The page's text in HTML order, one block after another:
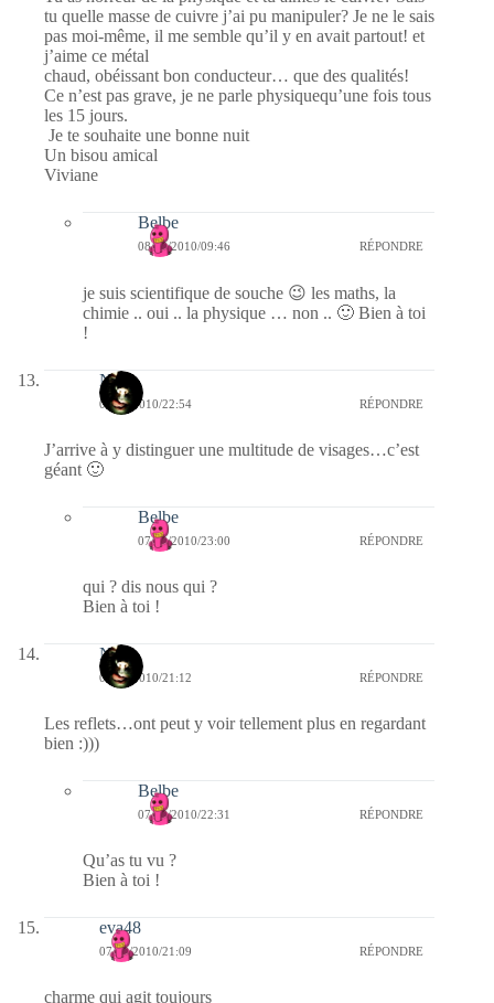
tu quelle masse de cuivre j’ai pu manipuler? Je ne le sais
pas moi-même, il me semble qu’il y en avait partout! et
j’aime ce métal
chaud, obéissant bon conducteur… que des qualités!
Ce n’est pas grave, je ne parle physiquequ’une fois tous
les 15 jours.
Je te souhaite une bonne nuit
Un bisou amical
Viviane
Belbe
08/02/2010/09:46 RÉPONDRE
je suis scientifique de souche 😉 les maths, la
chimie .. oui .. la physique … non .. 🙂 Bien à toi
!
Nova
07/02/2010/22:54 RÉPONDRE
J’arrive à y distinguer une multitude de visages…c’est
géant 🙂
Belbe
07/02/2010/23:00 RÉPONDRE
qui ? dis nous qui ?
Bien à toi !
Nova
07/02/2010/21:12 RÉPONDRE
Les reflets…ont peut y voir tellement plus en regardant
bien :)))
Belbe
07/02/2010/22:31 RÉPONDRE
Qu’as tu vu ?
Bien à toi !
eva48
07/02/2010/21:09 RÉPONDRE
charme qui agit toujours